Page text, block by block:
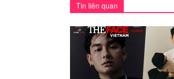
Tin liên quan